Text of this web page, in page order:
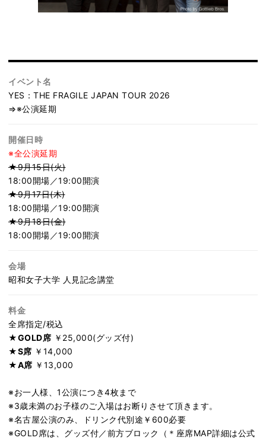
イベント名
YES：THE FRAGILE JAPAN TOUR 2026
⇒※公演延期
開催日時
※全公演延期
★9月15日(火)
18:00開場／19:00開演
★9月17日(木)
18:00開場／19:00開演
★9月18日(金)
18:00開場／19:00開演
会場
昭和女子大学 人見記念講堂
料金
全席指定/税込
★GOLD席 ￥25,000(グッズ付)
★S席 ￥14,000
★A席 ￥13,000
※お一人様、1公演につき4枚まで
※3歳未満のお子様のご入場はお断りさせて頂きます。
※名古屋公演のみ、ドリンク代別途￥600必要
※GOLD席は、グッズ付／前方ブロック（＊座席MAP詳細は公式